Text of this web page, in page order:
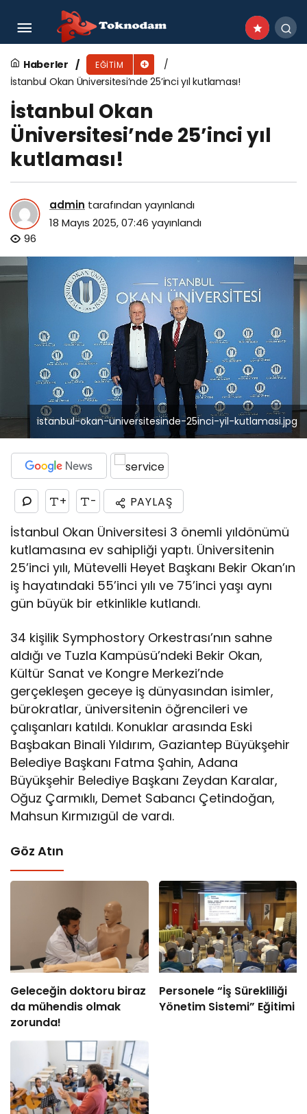
Haberler EĞITIM
İstanbul Okan Üniversitesi’nde 25’inci yıl kutlaması!
İstanbul Okan
Üniversitesi’nde 25’inci yıl
kutlaması!
admin tarafından yayınlandı
18 Mayıs 2025, 07:46 yayınlandı
96
istanbul-okan-universitesinde-25inci-yil-kutlamasi.jpg
+ - PAYLAŞ
İstanbul Okan Üniversitesi 3 önemli yıldönümü
kutlamasına ev sahipliği yaptı. Üniversitenin
25’inci yılı, Mütevelli Heyet Başkanı Bekir Okan’ın
iş hayatındaki 55’inci yılı ve 75’inci yaşı aynı
gün büyük bir etkinlikle kutlandı.
34 kişilik Symphostory Orkestrası’nın sahne
aldığı ve Tuzla Kampüsü’ndeki Bekir Okan,
Kültür Sanat ve Kongre Merkezi’nde
gerçekleşen geceye iş dünyasından isimler,
bürokratlar, üniversitenin öğrencileri ve
çalışanları katıldı. Konuklar arasında Eski
Başbakan Binali Yıldırım, Gaziantep Büyükşehir
Belediye Başkanı Fatma Şahin, Adana
Büyükşehir Belediye Başkanı Zeydan Karalar,
Oğuz Çarmıklı, Demet Sabancı Çetindoğan,
Mahsun Kırmızıgül de vardı.
Göz Atın
Geleceğin doktoru biraz
da mühendis olmak
zorunda!
Personele “İş Sürekliliği
Yönetim Sistemi” Eğitimi
“Geleceğe Adım Projesi” KTO Karatay’da
Gençler ve Uzmanları Bir Araya Getirdi”